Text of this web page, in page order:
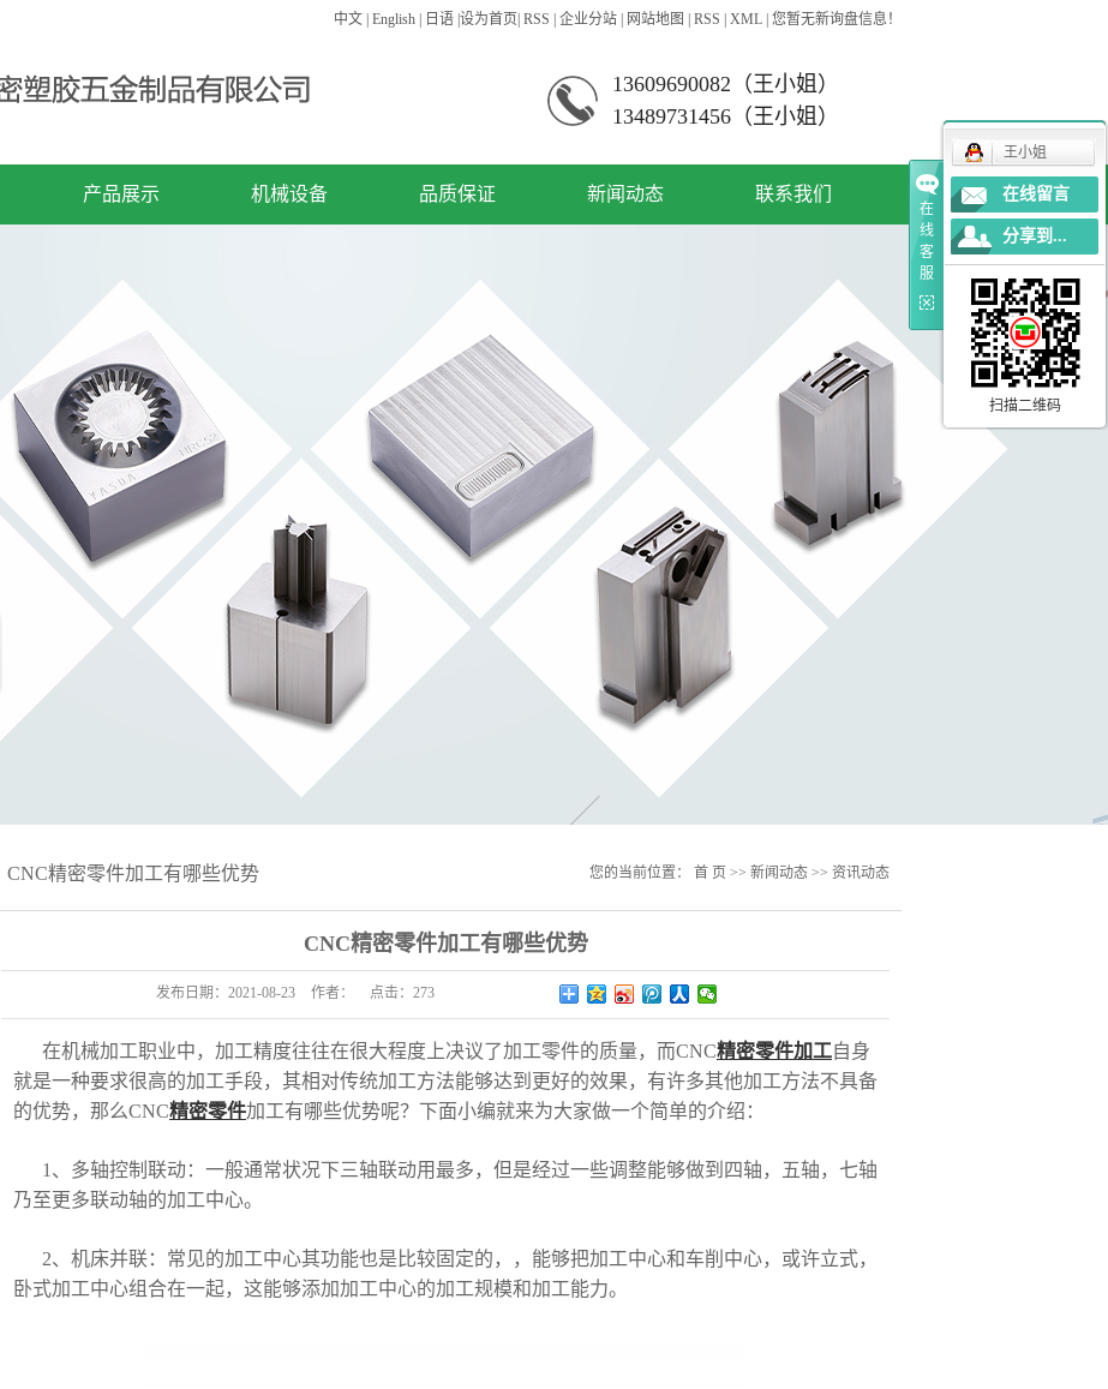
中文 English 日语 设为首页 RSS 企业分站 网站地图 RSS XML 您暂无新询盘信息！
13609690082（王小姐）
13489731456（王小姐）
产品展示
精密模具
注塑产品
连接器
其他类型
机械设备 品质保证 新闻动态 联系我们
CNC精密零件加工有哪些优势 您的当前位置： 首 页 >> 新闻动态 >> 资讯动态
CNC精密零件加工有哪些优势
发布日期： 2021-08-23 作者： 点击： 273
在机械加工职业中，加工精度往往在很大程度上决议了加工零件的质量，而CNC精密零件加工自身
就是一种要求很高的加工手段，其相对传统加工方法能够达到更好的效果，有许多其他加工方法不具备
的优势，那么CNC精密零件加工有哪些优势呢？下面小编就来为大家做一个简单的介绍：
1、多轴控制联动：一般通常状况下三轴联动用最多，但是经过一些调整能够做到四轴，五轴，七轴
乃至更多联动轴的加工中心。
2、机床并联：常见的加工中心其功能也是比较固定的，，能够把加工中心和车削中心，或许立式，
卧式加工中心组合在一起，这能够添加加工中心的加工规模和加工能力。
在
线
客
服
王小姐
在线留言
分享到...
扫描二维码